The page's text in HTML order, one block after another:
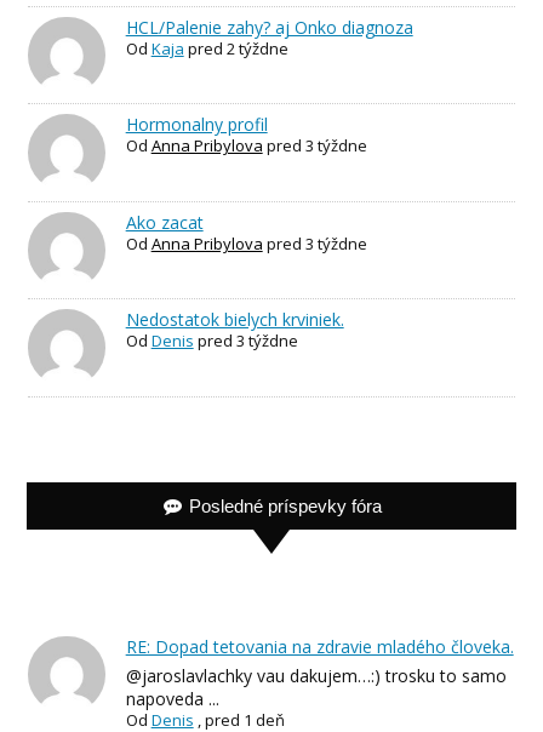
HCL/Palenie zahy? aj Onko diagnoza
Od Kaja pred 2 týždne
Hormonalny profil
Od Anna Pribylova pred 3 týždne
Ako zacat
Od Anna Pribylova pred 3 týždne
Nedostatok bielych krviniek.
Od Denis pred 3 týždne
Posledné príspevky fóra
RE: Dopad tetovania na zdravie mladého človeka.
@jaroslavlachky vau dakujem…:) trosku to samo
napoveda ...
Od Denis ,pred 1 deň